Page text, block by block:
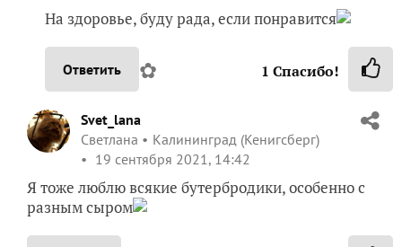
На здоровье, буду рада, если понравится
Ответить ✿ 1 Спасибо!
Svet_lana
Светлана
Калининград (Кенигсберг)
19 сентября 2021, 14:42
Я тоже люблю всякие бутербродики, особенно с
разным сыром